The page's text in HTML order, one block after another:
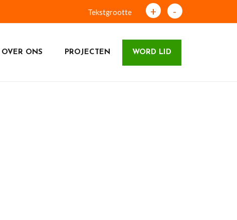
Tekstgrootte + -
OVER ONS PROJECTEN WORD LID